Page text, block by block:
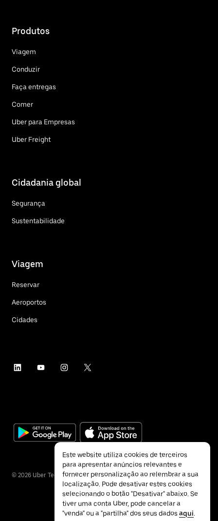
Produtos
Viagem
Conduzir
Faça entregas
Comer
Uber para Empresas
Uber Freight
Cidadania global
Segurança
Sustentabilidade
Viagem
Reservar
Aeroportos
Cidades
© 2026 Uber Technologies Inc.
Este website utiliza cookies de terceiros
para apresentar anúncios relevantes e
fornecer personalização ao relembrar a sua
localização. Pode desativar estes cookies
selecionando o botão "Desativar" abaixo. Se
tiver uma conta Uber, pode cancelar a
"venda" ou a "partilha" dos seus dados aqui.